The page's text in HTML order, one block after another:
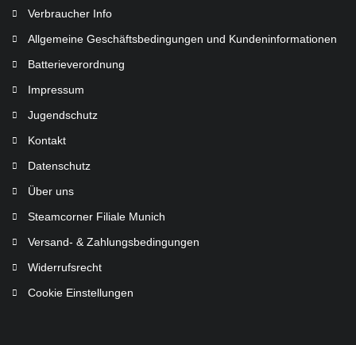
Verbraucher Info
Allgemeine Geschäftsbedingungen und Kundeninformationen
Batterieverordnung
Impressum
Jugendschutz
Kontakt
Datenschutz
Über uns
Steamcorner Filiale Munich
Versand- & Zahlungsbedingungen
Widerrufsrecht
Cookie Einstellungen